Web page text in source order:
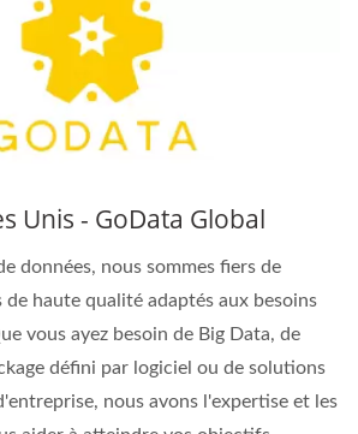
Unis - GoData Global
données, nous sommes fiers de
haute qualité adaptés aux besoins
vous ayez besoin de Big Data, de
défini par logiciel ou de solutions
nous avons l'expertise et les